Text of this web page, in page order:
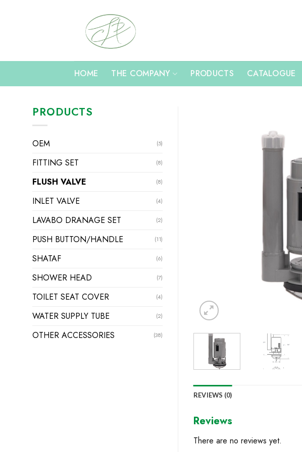
HOME THE COMPANY PRODUCTS CATALOGUE
REVIEWS (0)
Reviews
There are no reviews yet.
PRODUCTS
OEM (5)
FITTING SET (8)
FLUSH VALVE (8)
INLET VALVE (4)
LAVABO DRANAGE SET (2)
PUSH BUTTON/HANDLE (11)
SHATAF (6)
SHOWER HEAD (7)
TOILET SEAT COVER (4)
WATER SUPPLY TUBE (2)
OTHER ACCESSORIES (38)